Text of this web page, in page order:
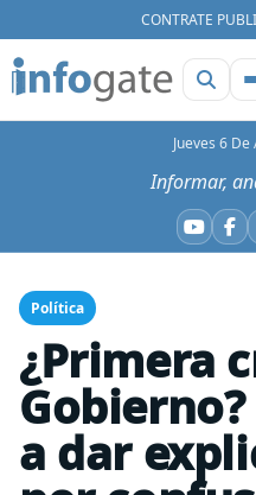
CONTRATE
Jueves 6
Informar,
Política
¿Primera
a dar